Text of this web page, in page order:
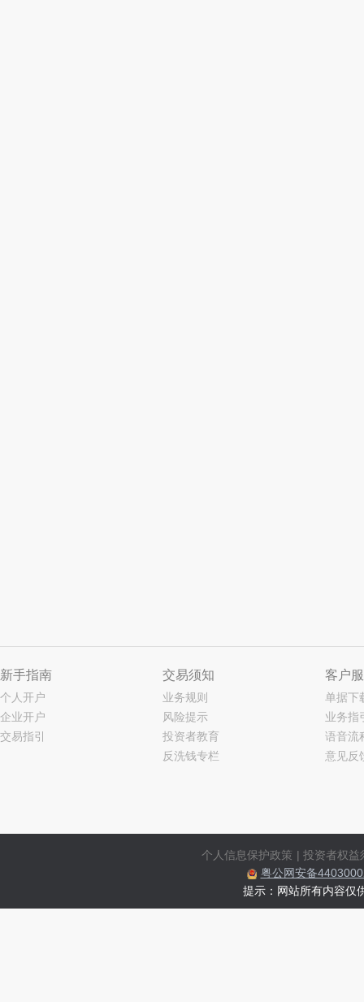
新手指南
个人开户
企业开户
交易指引
交易须知
业务规则
风险提示
投资者教育
反洗钱专栏
客户
单据下
业务指
语音流
意见反
个人信息保护政策 | 投资者权益
粤公网安备
提示：网站所有内容仅